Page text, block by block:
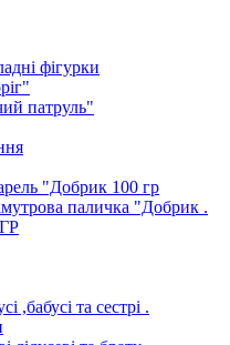
фігурки
патруль"
"Добрик 100 гр
паличка "Добрик .
,бабусі та сестрі .